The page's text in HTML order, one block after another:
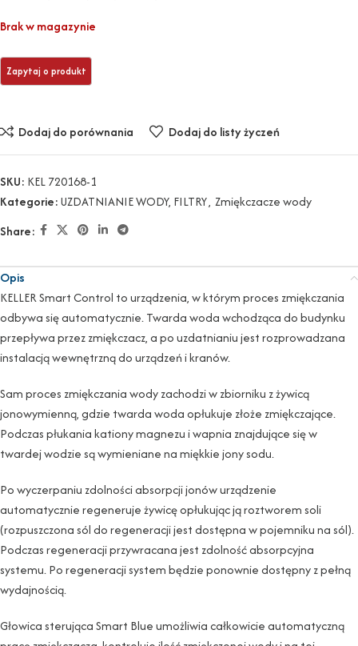
Brak w magazynie
Dodaj do porównania Dodaj do listy życzeń
SKU: KEL 720168-1
Kategorie:UZDATNIANIE WODY, FILTRY, Zmiękczacze wody
Share:
Opis
KELLER Smart Control to urządzenia, w którym proces zmiękczania
odbywa się automatycznie. Twarda woda wchodząca do budynku
przepływa przez zmiękczacz, a po uzdatnianiu jest rozprowadzana
instalacją wewnętrzną do urządzeń i kranów.
Sam proces zmiękczania wody zachodzi w zbiorniku z żywicą
jonowymienną, gdzie twarda woda opłukuje złoże zmiękczające.
Podczas płukania kationy magnezu i wapnia znajdujące się w
twardej wodzie są wymieniane na miękkie jony sodu.
Po wyczerpaniu zdolności absorpcji jonów urządzenie
automatycznie regeneruje żywicę opłukując ją roztworem soli
(rozpuszczona sól do regeneracji jest dostępna w pojemniku na sól).
Podczas regeneracji przywracana jest zdolność absorpcyjna
systemu. Po regeneracji system będzie ponownie dostępny z pełną
wydajnością.
Głowica sterująca Smart Blue umożliwia całkowicie automatyczną